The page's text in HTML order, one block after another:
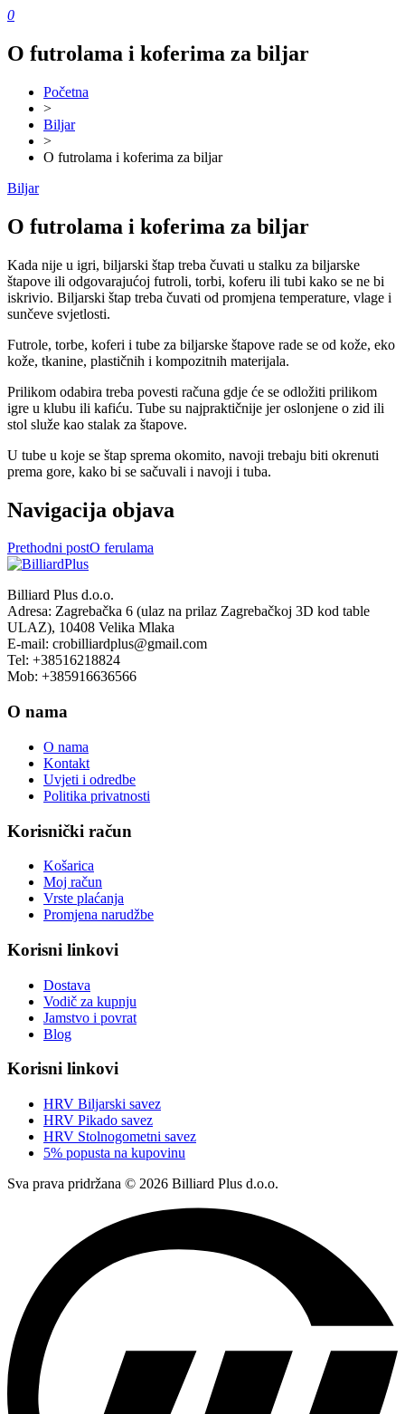
0
O futrolama i koferima za biljar
Početna
>
Biljar
>
O futrolama i koferima za biljar
Biljar
O futrolama i koferima za biljar
Kada nije u igri, biljarski štap treba čuvati u stalku za biljarske
štapove ili odgovarajućoj futroli, torbi, koferu ili tubi kako se ne bi
iskrivio. Biljarski štap treba čuvati od promjena temperature, vlage i
sunčeve svjetlosti.
Futrole, torbe, koferi i tube za biljarske štapove rade se od kože, eko
kože, tkanine, plastičnih i kompozitnih materijala.
Prilikom odabira treba povesti računa gdje će se odložiti prilikom
igre u klubu ili kafiću. Tube su najpraktičnije jer oslonjene o zid ili
stol služe kao stalak za štapove.
U tube u koje se štap sprema okomito, navoji trebaju biti okrenuti
prema gore, kako bi se sačuvali i navoji i tuba.
Navigacija objava
Prethodni postO ferulama
Billiard Plus d.o.o.
Adresa: Zagrebačka 6 (ulaz na prilaz Zagrebačkoj 3D kod table
ULAZ), 10408 Velika Mlaka
E-mail: crobilliardplus@gmail.com
Tel: +38516218824
Mob: +385916636566
O nama
O nama
Kontakt
Uvjeti i odredbe
Politika privatnosti
Korisnički račun
Košarica
Moj račun
Vrste plaćanja
Promjena narudžbe
Korisni linkovi
Dostava
Vodič za kupnju
Jamstvo i povrat
Blog
Korisni linkovi
HRV Biljarski savez
HRV Pikado savez
HRV Stolnogometni savez
5% popusta na kupovinu
Sva prava pridržana © 2026 Billiard Plus d.o.o.